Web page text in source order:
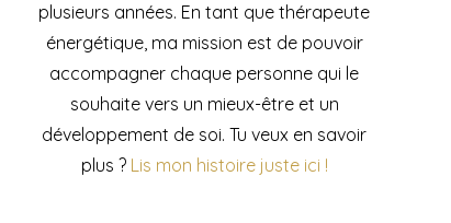
plusieurs années. En tant que thérapeute
énergétique, ma mission est de pouvoir
accompagner chaque personne qui le
souhaite vers un mieux-être et un
développement de soi. Tu veux en savoir
plus ? Lis mon histoire juste ici !